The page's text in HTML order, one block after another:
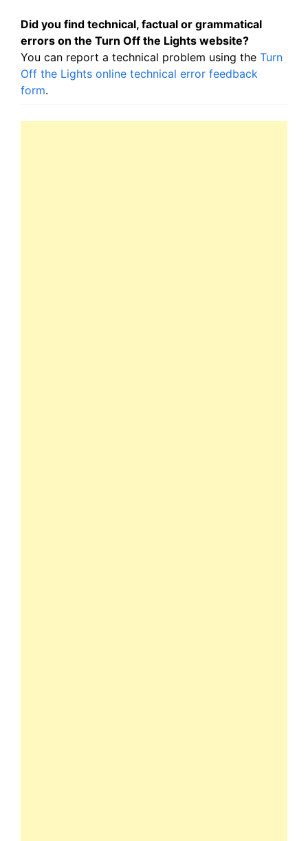
Did you find technical, factual or grammatical
errors on the Turn Off the Lights website?
You can report a technical problem using the Turn
Off the Lights online technical error feedback
form.